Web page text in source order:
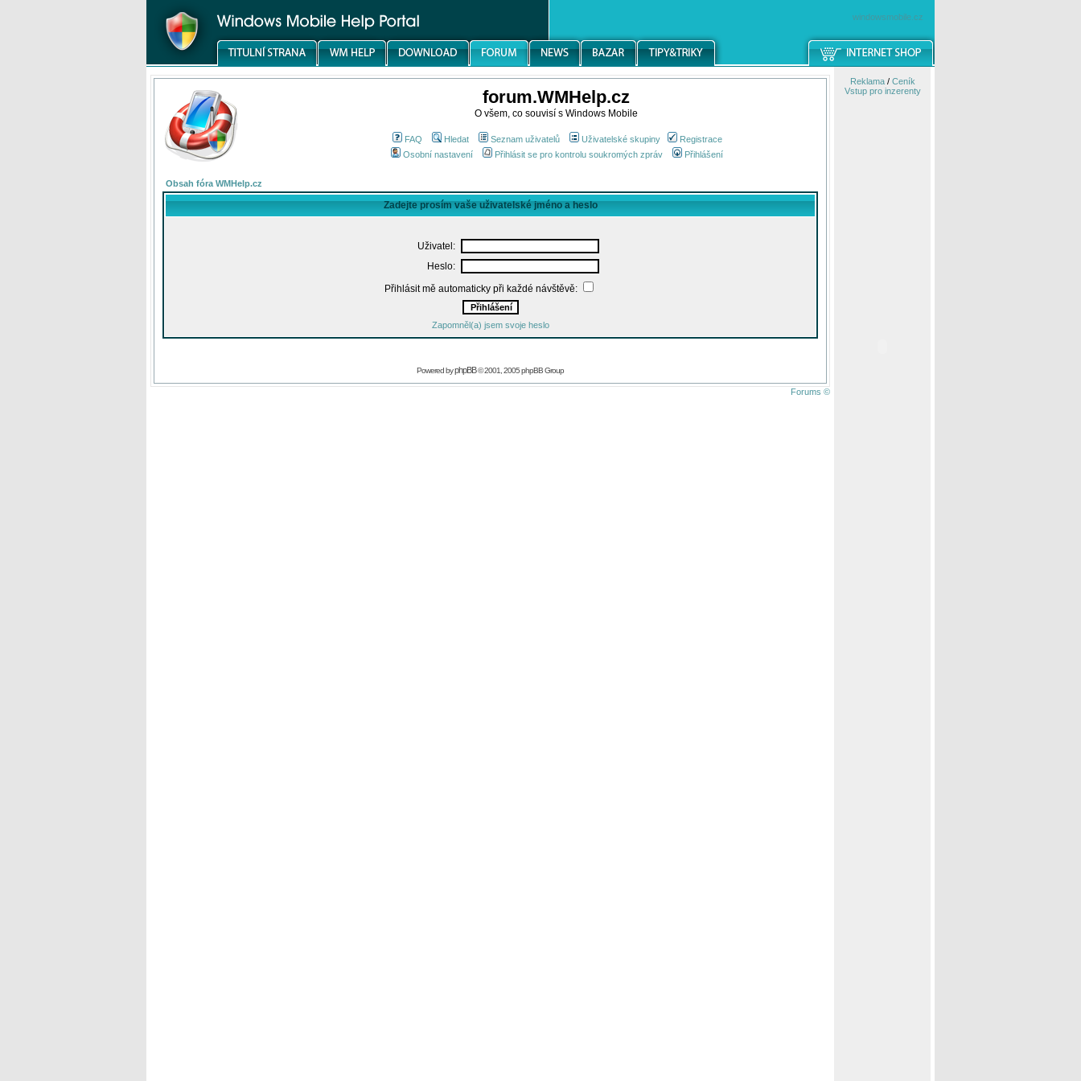
windowsmobile.cz
forum.WMHelp.cz
O všem, co souvisí s Windows Mobile
FAQ Hledat Seznam uživatelů Uživatelské skupiny
Registrace
Osobní nastavení
Přihlásit se pro kontrolu soukromých zpráv Přihlášení
Obsah fóra WMHelp.cz
Zadejte prosím vaše uživatelské jméno a heslo
Uživatel:
Heslo:
Přihlásit mě automaticky při každé návštěvě:
Zapomněl(a) jsem svoje heslo
Powered byphpBB© 2001, 2005 phpBB Group
Forums ©
Reklama/ Ceník
Vstup pro inzerenty